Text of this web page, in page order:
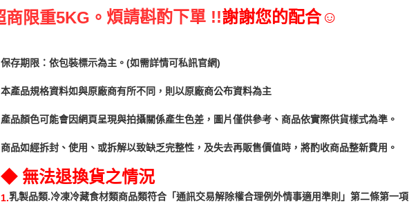
商限重5KG。 煩請斟酌下單 !!謝謝您的配合☺
保存期限：依包裝標示為主。(如需詳情可私訊官網)
本產品規格資料如與原廠商有所不同，則以原廠商公布資料為主
產品顏色可能會因網頁呈現與拍攝關係產生色差，圖片僅供參考、商品依實際供貨樣式為準。
商品如經拆封、使用、或拆解以致缺乏完整性，及失去再販售價值時，將酌收商品整﻿新費用。
◆ 無法退換貨之情況
1.乳製品類.冷凍冷藏食材類商品類符合 「通訊交易解除權合理例外情事適用準則」第二條第一項